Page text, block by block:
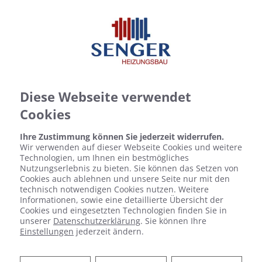
Diese Webseite verwendet
Cookies
Ihre Zustimmung können Sie jederzeit widerrufen.
Wir verwenden auf dieser Webseite Cookies und weitere
Technologien, um Ihnen ein bestmögliches
Nutzungserlebnis zu bieten. Sie können das Setzen von
Cookies auch ablehnen und unsere Seite nur mit den
technisch notwendigen Cookies nutzen. Weitere
Informationen, sowie eine detaillierte Übersicht der
Cookies und eingesetzten Technologien finden Sie in
unserer Datenschutzerklärung. Sie können Ihre
Einstellungen jederzeit ändern.